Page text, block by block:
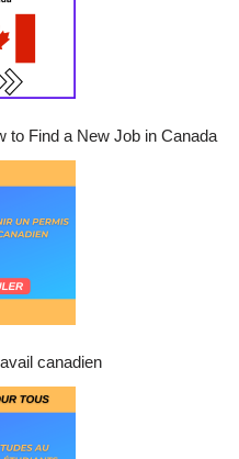
to Find a New Job in Canada
canadien